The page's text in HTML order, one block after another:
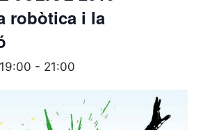
robòtica i la
- 21:00